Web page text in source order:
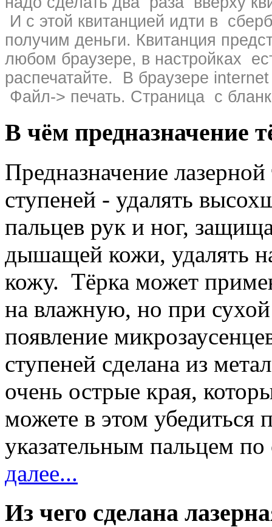
И с этой квитанцией идти в
получим деньги. Квитанция
любом браузере, в настройках
распечатайте. В браузере
Файл-> печать. Страница с
В чём предназначение
Предназначение
ступеней - удалять
пальцев рук и ног,
дышащей кожи, удалять
кожу. Тёрка может
на влажную, но при
появление
ступеней сделана из
очень острые края,
можете в этом убедиться
указательным пальцем
далее...
Из чего сделана